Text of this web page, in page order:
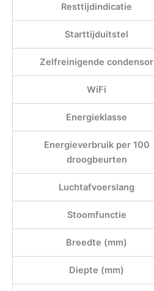
Resttijdindicatie
Starttijduitstel
Zelfreinigende condensor
WiFi
Energieklasse
Energieverbruik per 100
droogbeurten
Luchtafvoerslang
Stoomfunctie
Breedte (mm)
Diepte (mm)